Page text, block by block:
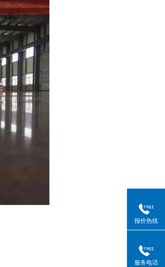
报价热线
服务电话